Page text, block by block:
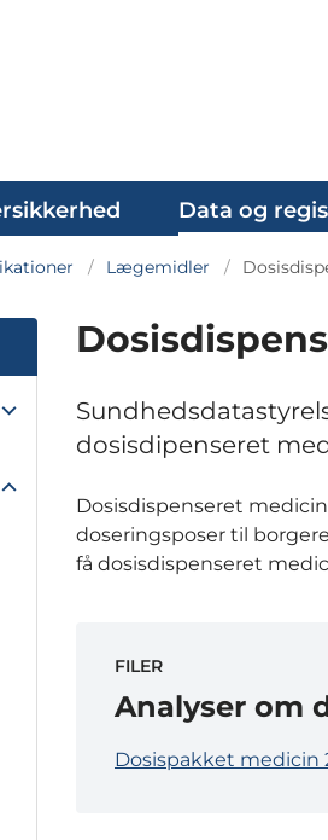
Data og
Lægemidler
dosisdipenseret
Dosisdispenseret
doseringsposer til
få dosisdispenseret
FILER
Analyser om
Dosispakket medicin